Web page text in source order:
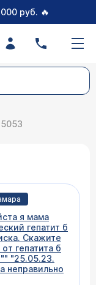
руб. 🔥
я мама
гепатит б
Скажите
гепатита б
"25.05.23.
неправильно